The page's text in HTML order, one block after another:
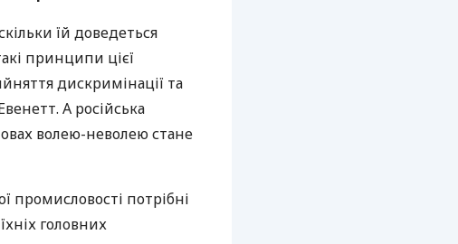
їй доведеться
принципи цієї
дискримінації та
А російська
волею-неволею стане
промисловості потрібні
головних